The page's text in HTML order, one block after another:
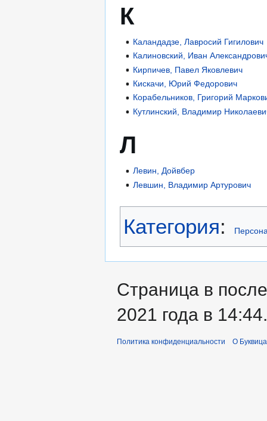
К
Каландадзе, Лавросий Гигилович
Калиновский, Иван
Кирпичев, Павел Яковлевич
Кискачи, Юрий Федорович
Корабельников, Григорий
Кутлинский, Владимир
Л
Левин, Дойвбер
Левшин, Владимир Артурович
Категория:
Страница в
2021 года в 14:44.
Политика конфиденциальности О Буквица